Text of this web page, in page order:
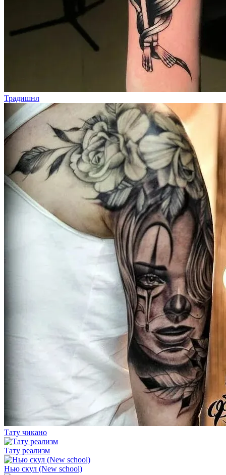
Традишнл
Тату чикано
Тату реализм
Нью скул (New school)